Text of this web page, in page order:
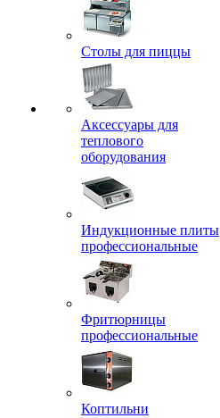
Столы для пиццы
Аксессуары для
теплового
оборудования
Индукционные плиты
профессиональные
Фритюрницы
профессиональные
Коптильни